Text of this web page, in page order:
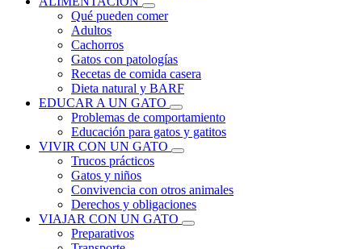
Qué pueden comer
Adultos
Cachorros
Gatos con patologías
Recetas de comida casera
Dieta natural y BARF
EDUCAR A UN GATO
Problemas de comportamiento
Educación para gatos y gatitos
VIVIR CON UN GATO
Trucos prácticos
Gatos y niños
Convivencia con otros animales
Derechos y obligaciones
VIAJAR CON UN GATO
Preparativos